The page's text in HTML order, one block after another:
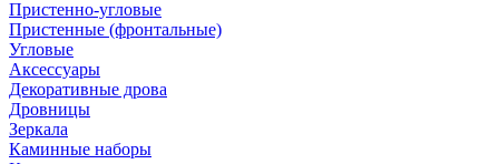
Пристенно-угловые
Пристенные (фронтальные)
Угловые
Аксессуары
Декоративные дрова
Дровницы
Зеркала
Каминные наборы